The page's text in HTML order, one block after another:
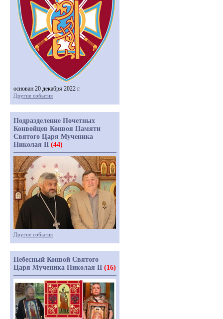
основан 20 декабря 2022 г.
Другие события
Подразделение Почетных
Конвойцев Конвоя Памяти
Святого Царя Мученика
Николая II (44)
Другие события
Небесный Конвой Святого
Царя Мученика Николая II (16)